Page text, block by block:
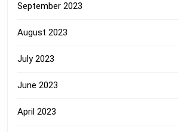
September 2023
August 2023
July 2023
June 2023
April 2023